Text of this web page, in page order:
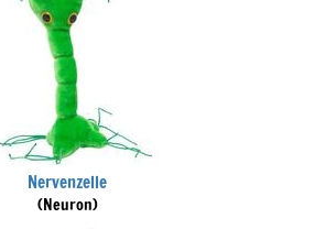
Nervenzelle
(Neuron)